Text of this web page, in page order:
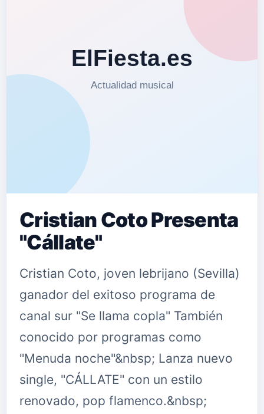
Cristian Coto Presenta
"Cállate"
Cristian Coto, joven lebrijano (Sevilla)
ganador del exitoso programa de
canal sur "Se llama copla" También
conocido por programas como
"Menuda noche"&nbsp; Lanza nuevo
single, "CÁLLATE" con un estilo
renovado, pop flamenco.&nbsp;